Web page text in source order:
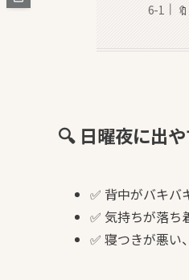
🔍 日曜夜に出
✅ 背中がバキバ
✅ 気持ちが落ち
✅ 寝つきが悪い